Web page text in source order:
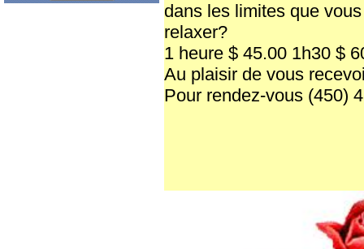
dans les limites que
relaxer?
1 heure $ 45.00 1h30 $
Au plaisir de vous
Pour rendez-vous (450)